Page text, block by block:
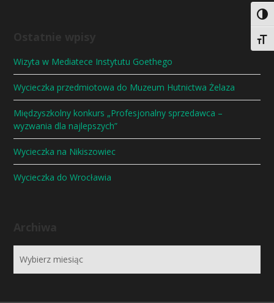
Wizyta w Mediatece Instytutu Goethego
Wycieczka przedmiotowa do Muzeum Hutnictwa Żelaza
Międzyszkolny konkurs „Profesjonalny sprzedawca –
wyzwania dla najlepszych”
Wycieczka na Nikiszowiec
Wycieczka do Wrocławia